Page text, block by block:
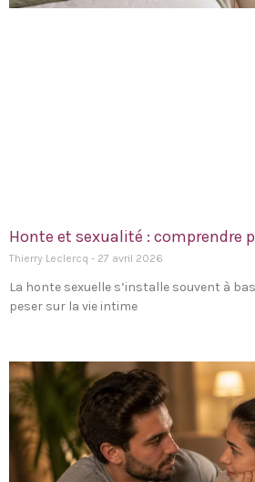
Honte et sexualité : comprendre
Thierry Leclercq 27 avril 2026
La honte sexuelle s’installe souvent à
peser sur la vie intime